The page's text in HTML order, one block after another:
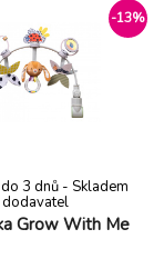
kapsa na zip
kapsa na zip
připevnění na
stranách jsou
suchý zip pro
organizér
-13%
Grow With Me
3 dnů - Skladem
dodavatel